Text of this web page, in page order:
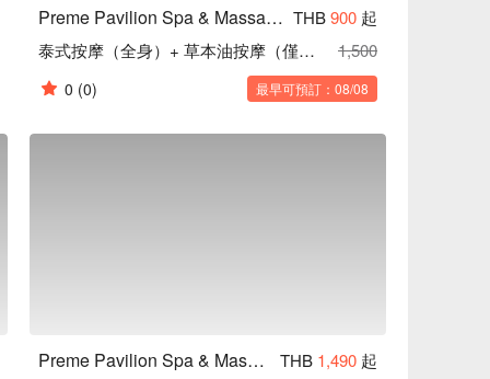
Preme Pavilion Spa & Massage (Iconsiam) THB900 起
泰式按摩（全身）+ 草本油按摩（僅限背部、頸部和肩膀）90分鐘
1,500
0 (0) 最早可預訂：08/08
Preme Pavilion Spa & Massage (Iconsiam) THB 1,490 起